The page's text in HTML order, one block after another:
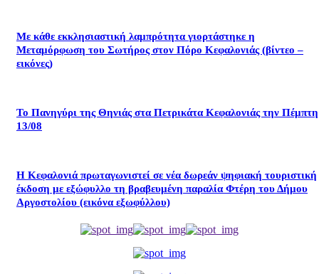
Με κάθε εκκλησιαστική λαμπρότητα γιορτάστηκε η
Μεταμόρφωση του Σωτήρος στον Πόρο Κεφαλονιάς (βίντεο –
εικόνες)
Το Πανηγύρι της Θηνιάς στα Πετρικάτα Κεφαλονιάς την Πέμπτη
13/08
Η Κεφαλονιά πρωταγωνιστεί σε νέα δωρεάν ψηφιακή τουριστική
έκδοση με εξώφυλλο τη βραβευμένη παραλία Φτέρη του Δήμου
Αργοστολίου (εικόνα εξωφύλλου)